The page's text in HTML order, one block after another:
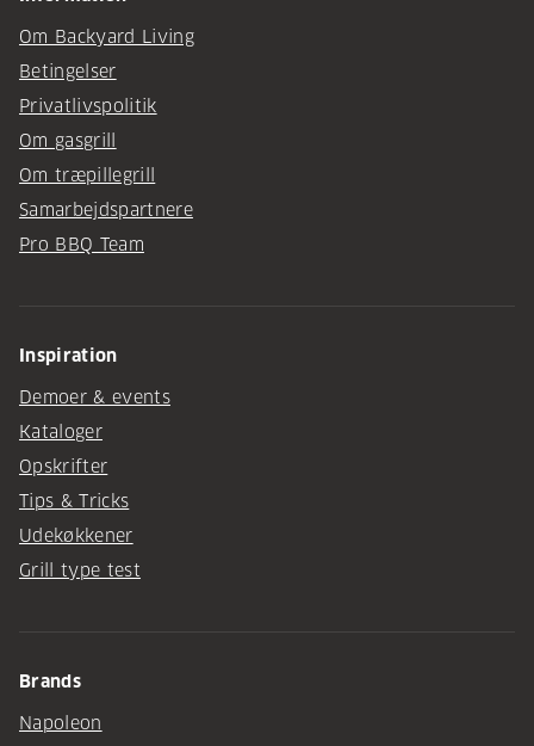
Om Backyard Living
Betingelser
Privatlivspolitik
Om gasgrill
Om træpillegrill
Samarbejdspartnere
Pro BBQ Team
Inspiration
Demoer & events
Kataloger
Opskrifter
Tips & Tricks
Udekøkkener
Grill type test
Brands
Napoleon